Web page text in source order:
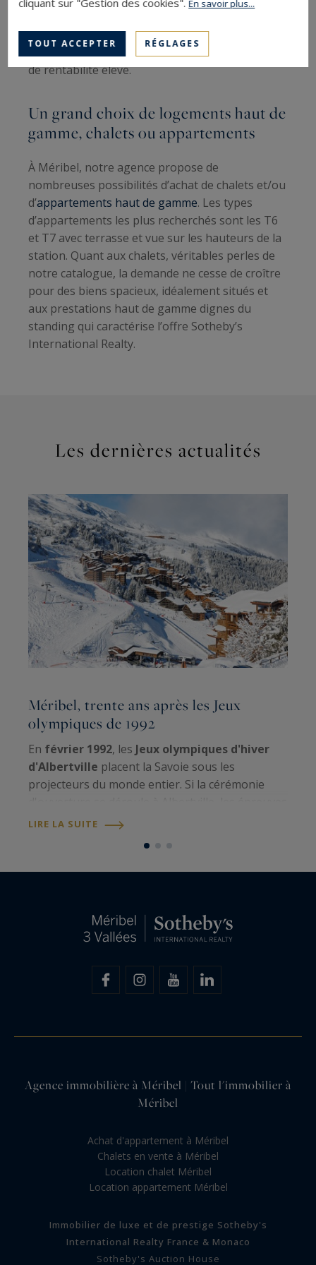
montagne très recherché par les investisseurs,
du fait de son attrait naturel et de son potentiel
de rentabilité élevé.
Un grand choix de logements haut de
gamme, chalets ou appartements
À Méribel, notre agence propose de
nombreuses possibilités d’achat de chalets et/ou
d’appartements haut de gamme. Les types
d’appartements les plus recherchés sont les T6
et T7 avec terrasse et vue sur les hauteurs de la
station. Quant aux chalets, véritables perles de
notre catalogue, la demande ne cesse de croître
pour des biens spacieux, idéalement situés et
aux prestations haut de gamme dignes du
standing qui caractérise l’offre Sotheby’s
International Realty.
Les dernières actualités
Méribel, trente ans après les Jeux
olympiques de 1992
En février 1992, les Jeux olympiques d'hiver
d'Albertville placent la Savoie sous les
projecteurs du monde entier. Si la cérémonie
sont réparties dans plusieurs
LIRE LA SUITE
Agence immobilière à Méribel | Tout l'immobilier à
Méribel
Achat d'appartement à Méribel
Chalets en vente à Méribel
Location chalet Méribel
Location appartement Méribel
Immobilier de luxe et de prestige Sotheby's
International Realty France & Monaco
Sotheby's Auction House
cliquant sur "Gestion des cookies".En savoir plus...
TOUT ACCEPTER RÉGLAGES